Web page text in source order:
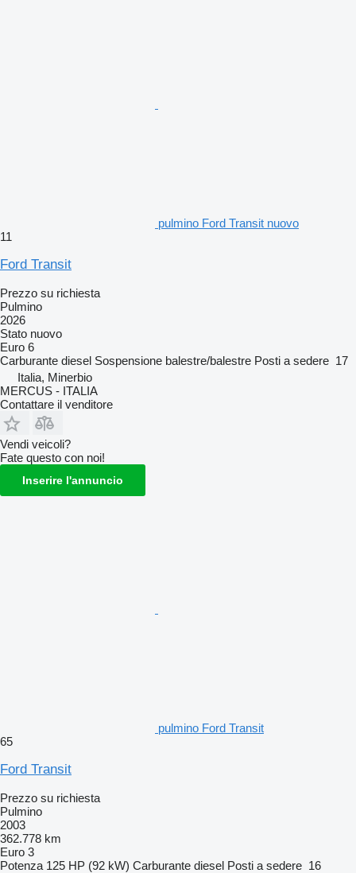
pulmino Ford Transit nuovo
11
Ford Transit
Prezzo su richiesta
Pulmino
2026
Stato nuovo
Euro 6
Carburante diesel Sospensione balestre/balestre Posti a sedere 17
Italia, Minerbio
MERCUS - ITALIA
Contattare il venditore
Vendi veicoli?
Fate questo con noi!
Inserire l'annuncio
pulmino Ford Transit
65
Ford Transit
Prezzo su richiesta
Pulmino
2003
362.778 km
Euro 3
Potenza 125 HP (92 kW) Carburante diesel Posti a sedere 16